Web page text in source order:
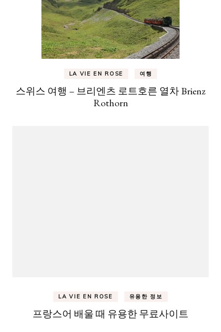
LA VIE EN ROSE 여행
스위스 여행 – 브리엔츠 로트호른 열차 Brienz
Rothorn
LA VIE EN ROSE 유용한 정보
프랑스어 배울 때 유용한 무료사이트